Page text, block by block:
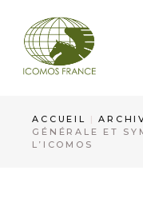
ACCUEIL
GÉNÉRALE ET
L’ICOMOS